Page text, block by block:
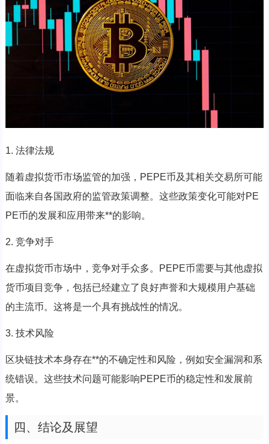
1. 法律法规
随着虚拟货币市场监管的加强，PEPE币及其相关交易所可能
面临来自各国政府的监管政策调整。这些政策变化可能对PE
PE币的发展和应用带来**的影响。
2. 竞争对手
在虚拟货币市场中，竞争对手众多。PEPE币需要与其他虚拟
货币项目竞争，包括已经建立了良好声誉和大规模用户基础
的主流币。这将是一个具有挑战性的情况。
3. 技术风险
区块链技术本身存在**的不确定性和风险，例如安全漏洞和系
统错误。这些技术问题可能影响PEPE币的稳定性和发展前
景。
四、结论及展望